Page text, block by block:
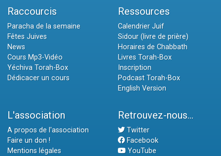
Raccourcis
Paracha de la semaine
Fêtes Juives
News
Cours Mp3-Vidéo
Yéchiva Torah-Box
Dédicacer un cours
Ressources
Calendrier Juif
Sidour (livre de prière)
Horaires de Chabbath
Livres Torah-Box
Inscription
Podcast Torah-Box
English Version
L'association
A propos de l'association
Faire un don !
Mentions légales
Retrouvez-nous...
Twitter
Facebook
YouTube